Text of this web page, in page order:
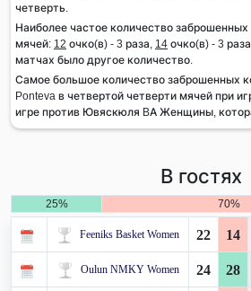
четверть.
Наиболее частое количество
мячей: 12 очко(в) - 3 раза, 14 очко(в) - 3
матчах было другое количество.
Самое большое количество заброшенных
Ponteva в четвертой четверти мячей при
игре против Ювяскюля BA Женщины,
В гостях
25% 70%
Feeniks Basket Women 22 14
Oulun NMKY Women 24 28